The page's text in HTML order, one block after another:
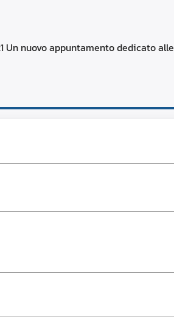
Un nuovo appuntamento dedicato